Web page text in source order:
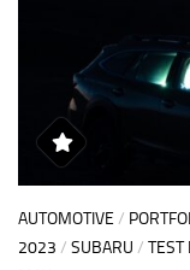
AUTOMOTIVE /
2023 / SUBARU / TEST